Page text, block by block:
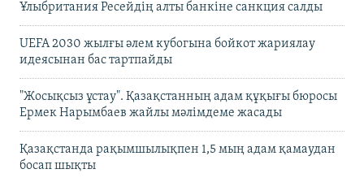
Ұлыбритания Ресейдің алты банкіне санкция салды
UEFA 2030 жылғы әлем кубогына бойкот жариялау
идеясынан бас тартпайды
"Жосықсыз ұстау". Қазақстанның адам құқығы бюросы
Ермек Нарымбаев жайлы мәлімдеме жасады
Қазақстанда рақымшылықпен 1,5 мың адам қамаудан
босап шықты